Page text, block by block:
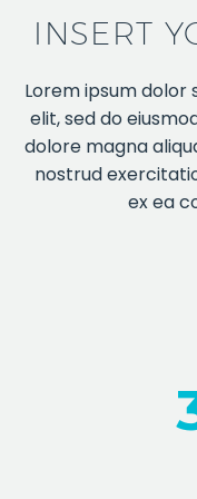
INSERT
Lorem ipsum
elit, sed do
dolore magna
nostrud
ex ea